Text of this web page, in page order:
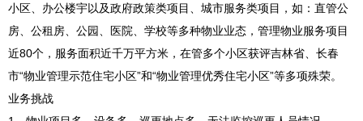
小区、办公楼宇以及政府政策类项目、城市服务类项目，如：直管公
房、公租房、公园、医院、学校等多种物业业态，管理物业服务项目
近80个，服务面积近千万平方米，在管多个小区获评吉林省、长春
市“物业管理示范住宅小区”和“物业管理优秀住宅小区”等多项殊荣。
业务挑战